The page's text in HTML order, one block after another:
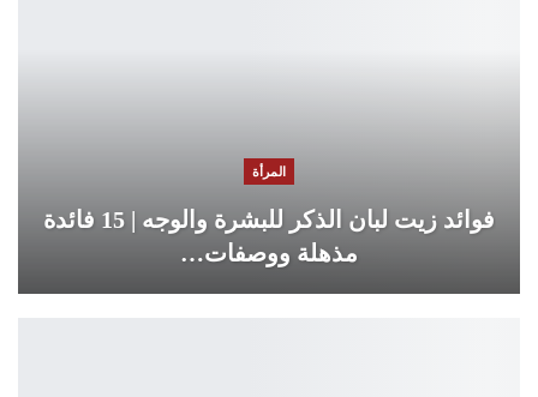
المرأة
فوائد زيت لبان الذكر للبشرة والوجه | 15 فائدة
مذهلة ووصفات…